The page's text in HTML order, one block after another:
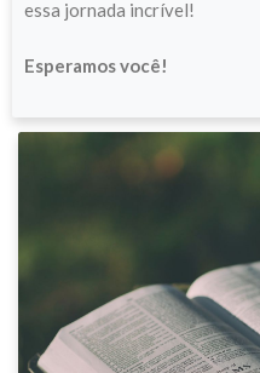
essa jornada incrível!
Esperamos você!